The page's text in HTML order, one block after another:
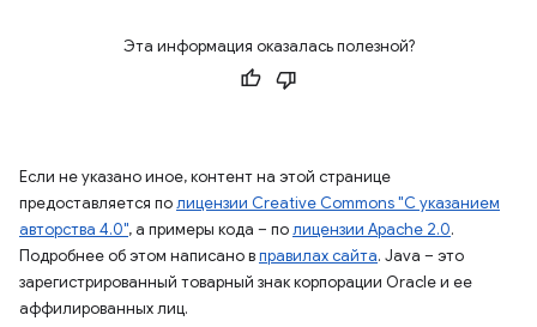
Эта информация оказалась полезной?
Если не указано иное, контент на этой странице
предоставляется полицензии Creative Commons "С указанием
авторства 4.0", а примеры кода – полицензии Apache 2.0.
Подробнее об этом написано вправилах сайта. Java – это
зарегистрированный товарный знак корпорации Oracle и ее
аффилированных лиц.